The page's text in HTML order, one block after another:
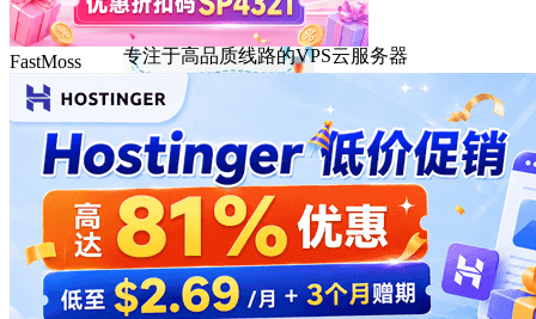
DMIT
专注于高品质线路的VPS云服务器
FastMoss